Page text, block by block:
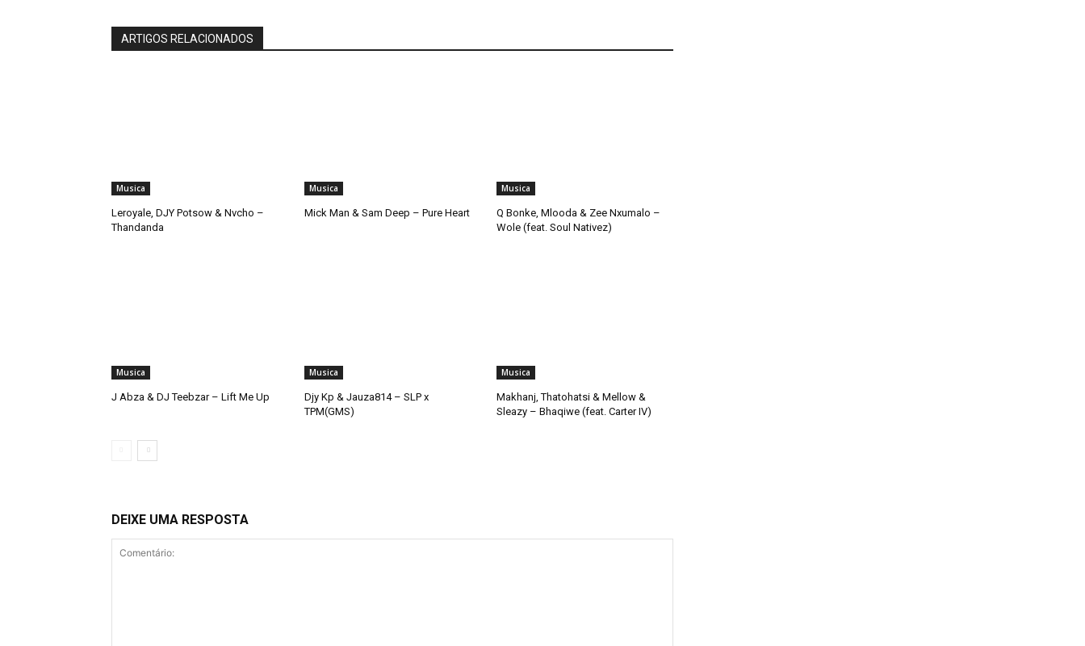
ARTIGOS RELACIONADOS
Musica
Leroyale, DJY Potsow & Nvcho –
Thandanda
Musica
Mick Man & Sam Deep – Pure Heart
Musica
Q Bonke, Mlooda & Zee Nxumalo –
Wole (feat. Soul Nativez)
Musica
J Abza & DJ Teebzar – Lift Me Up
Musica
Djy Kp & Jauza814 – SLP x
TPM(GMS)
Musica
Makhanj, Thatohatsi & Mellow &
Sleazy – Bhaqiwe (feat. Carter IV)
DEIXE UMA RESPOSTA